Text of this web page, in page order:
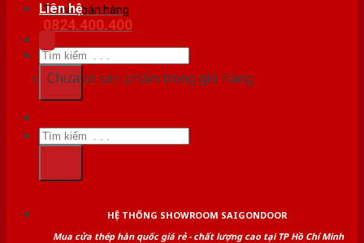
Tư vấn bán hàng
0824.400.400
Tìm
kiếm:
Liên hệ
Chưa có sản phẩm trong giỏ hàng.
Tìm
kiếm:
HỆ THỐNG SHOWROOM SAIGONDOOR
Mua cửa thép hàn quốc giá rẻ - chất lượng cao tại TP Hồ Chí Minh